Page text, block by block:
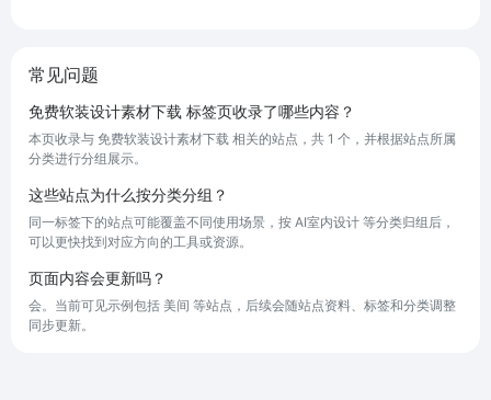
常见问题
免费软装设计素材下载 标签页收录了哪些内容？
本页收录与 免费软装设计素材下载 相关的站点，共 1 个，并根据站点所属
分类进行分组展示。
这些站点为什么按分类分组？
同一标签下的站点可能覆盖不同使用场景，按 AI室内设计 等分类归组后，
可以更快找到对应方向的工具或资源。
页面内容会更新吗？
会。当前可见示例包括 美间 等站点，后续会随站点资料、标签和分类调整
同步更新。